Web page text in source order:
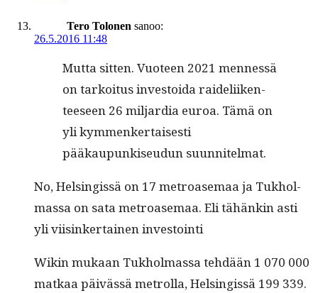
Tero Tolonen sanoo:
26.5.2016 11:48
Mut­ta sit­ten. Vuo­teen 2021 men­nessä
on tarkoi­tus investoi­da raideli­iken­
teeseen 26 mil­jar­dia euroa. Tämä on
yli kym­menker­tais­es­ti
pääkaupunkiseudun suunnitelmat.
No, Helsingis­sä on 17 metroase­maa ja Tukhol­
mas­sa on sata metroase­maa. Eli tähänkin asti
yli viisinker­tainen investointi
Wikin mukaan Tukhol­mas­sa tehdään 1 070 000
matkaa päivässä metrol­la, Helsingis­sä 199 339.